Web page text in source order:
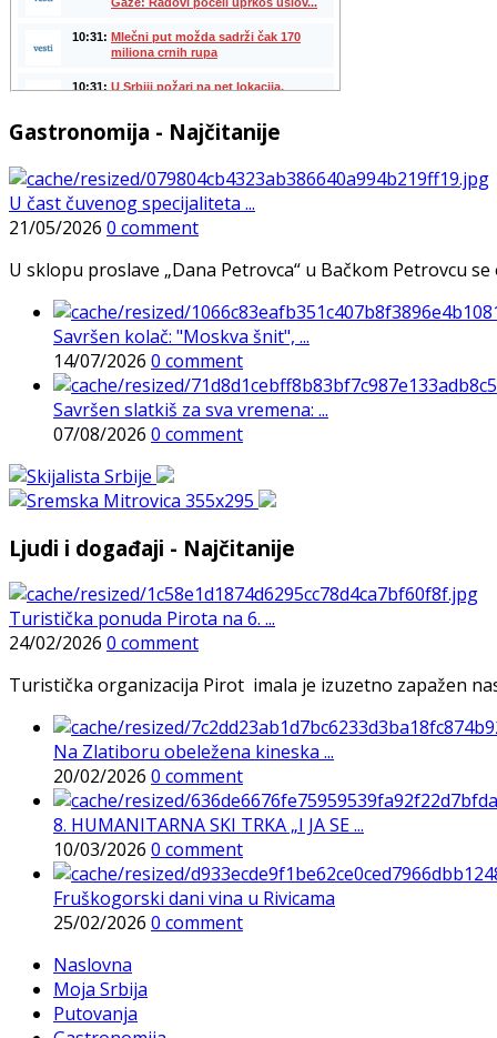
Gastronomija - Najčitanije
U čast čuvenog specijaliteta ...
21/05/2026 0 comment
U sklopu proslave „Dana Petrovca“ u Bačkom Petrovcu
Savršen kolač: "Moskva šnit", ...
14/07/2026 0 comment
Savršen slatkiš za sva vremena: ...
07/08/2026 0 comment
Ljudi i događaji - Najčitanije
Turistička ponuda Pirota na 6. ...
24/02/2026 0 comment
Turistička organizacija Pirot imala je izuzetno zapažen
Na Zlatiboru obeležena kineska ...
20/02/2026 0 comment
8. HUMANITARNA SKI TRKA „I JA SE ...
10/03/2026 0 comment
Fruškogorski dani vina u Rivicama
25/02/2026 0 comment
Naslovna
Moja Srbija
Putovanja